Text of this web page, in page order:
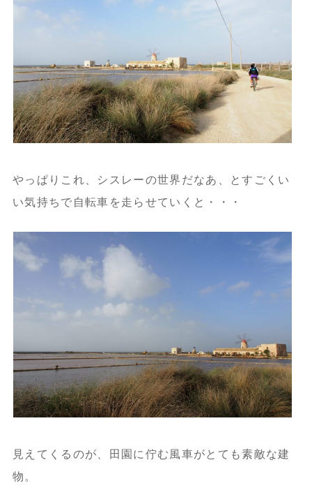
やっぱりこれ、シスレーの世界だなあ、とすごくい
い気持ちで自転車を走らせていくと・・・
見えてくるのが、田園に佇む風車がとても素敵な建
物。